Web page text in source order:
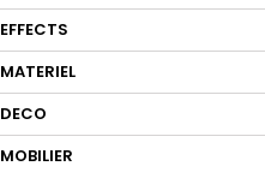
EFFECTS
MATERIEL
DECO
MOBILIER